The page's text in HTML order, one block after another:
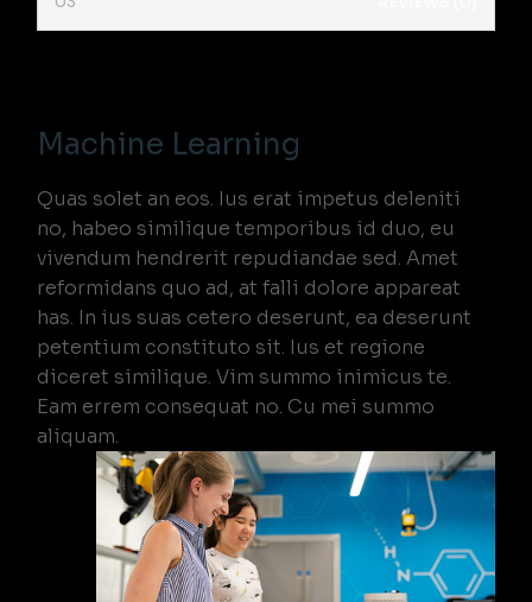
Machine Learning
Quas solet an eos. Ius erat impetus deleniti
no, habeo similique temporibus id duo, eu
vivendum hendrerit repudiandae sed. Amet
reformidans quo ad, at falli dolore appareat
has. In ius suas cetero deserunt, ea deserunt
petentium constituto sit. Ius et regione
diceret similique. Vim summo inimicus te.
Eam errem consequat no. Cu mei summo
aliquam.